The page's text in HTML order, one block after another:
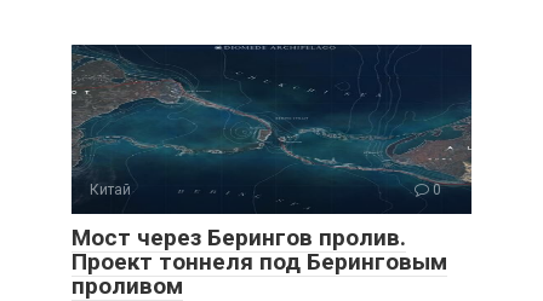
Китай 0
Мост через Берингов пролив.
Проект тоннеля под Беринговым
проливом